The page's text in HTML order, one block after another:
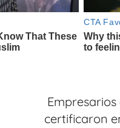
Empresarios
certificaron